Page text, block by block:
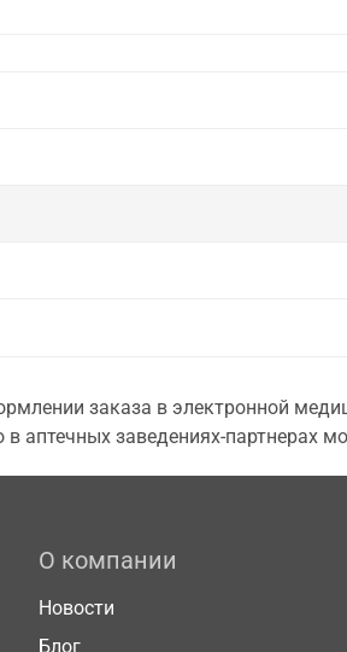
заказа в электронной
аптечных заведениях-партнерах
О компании
Новости
Блог